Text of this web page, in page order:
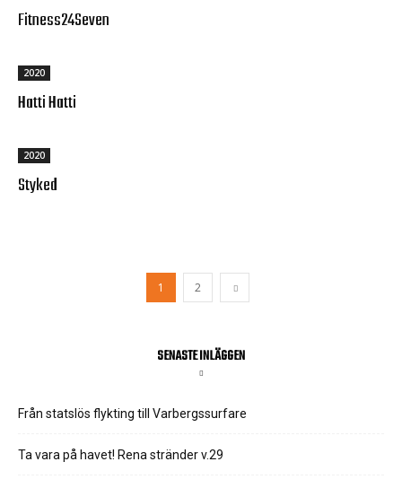
Fitness24Seven
2020
Hatti Hatti
2020
Styked
1 2
SENASTE INLÄGGEN
Från statslös flykting till Varbergssurfare
Ta vara på havet! Rena stränder v.29